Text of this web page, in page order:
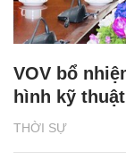
THỜI SỰ
VOV bổ
hình kỹ